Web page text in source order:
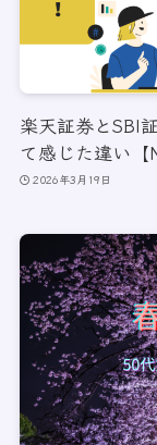
楽天証券とSBI
て感じた違い【
2026年3月19日